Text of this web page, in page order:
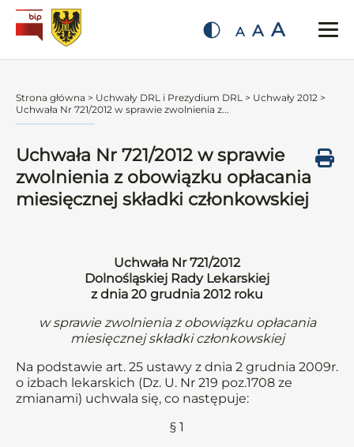
A A A
Strona główna > Uchwały DRL i Prezydium DRL > Uchwały 2012 >
Uchwała Nr 721/2012 w sprawie zwolnienia z...
Uchwała Nr 721/2012 w sprawie
zwolnienia z obowiązku opłacania
miesięcznej składki członkowskiej
Uchwała Nr 721/2012
Dolnośląskiej Rady Lekarskiej
z dnia 20 grudnia 2012 roku
w sprawie zwolnienia z obowiązku opłacania
miesięcznej składki członkowskiej
Na podstawie art. 25 ustawy z dnia 2 grudnia 2009r.
o izbach lekarskich (Dz. U. Nr 219 poz.1708 ze
zmianami) uchwala się, co następuje:
§ 1